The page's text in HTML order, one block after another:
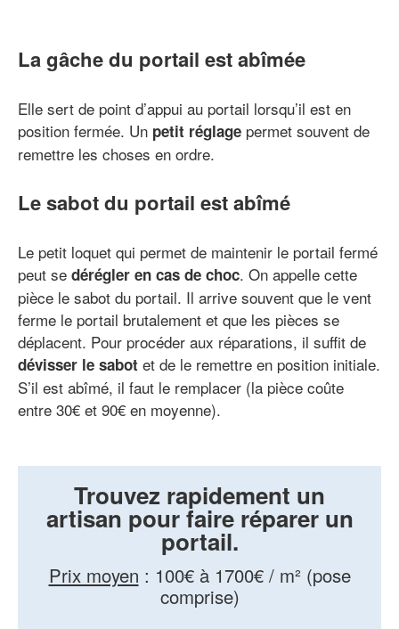
La gâche du portail est abîmée
Elle sert de point d’appui au portail lorsqu’il est en
position fermée. Un petit réglage permet souvent de
remettre les choses en ordre.
Le sabot du portail est abîmé
Le petit loquet qui permet de maintenir le portail fermé
peut se dérégler en cas de choc. On appelle cette
pièce le sabot du portail. Il arrive souvent que le vent
ferme le portail brutalement et que les pièces se
déplacent. Pour procéder aux réparations, il suffit de
dévisser le sabot et de le remettre en position initiale.
S’il est abîmé, il faut le remplacer (la pièce coûte
entre 30€ et 90€ en moyenne).
Trouvez rapidement un
artisan pour faire réparer un
portail.
Prix moyen : 100€ à 1700€ / m² (pose
comprise)